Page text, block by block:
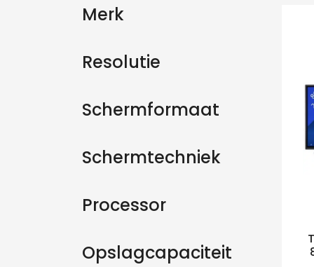
Merk
Resolutie
Schermformaat
Schermtechniek
Processor
Opslagcapaciteit